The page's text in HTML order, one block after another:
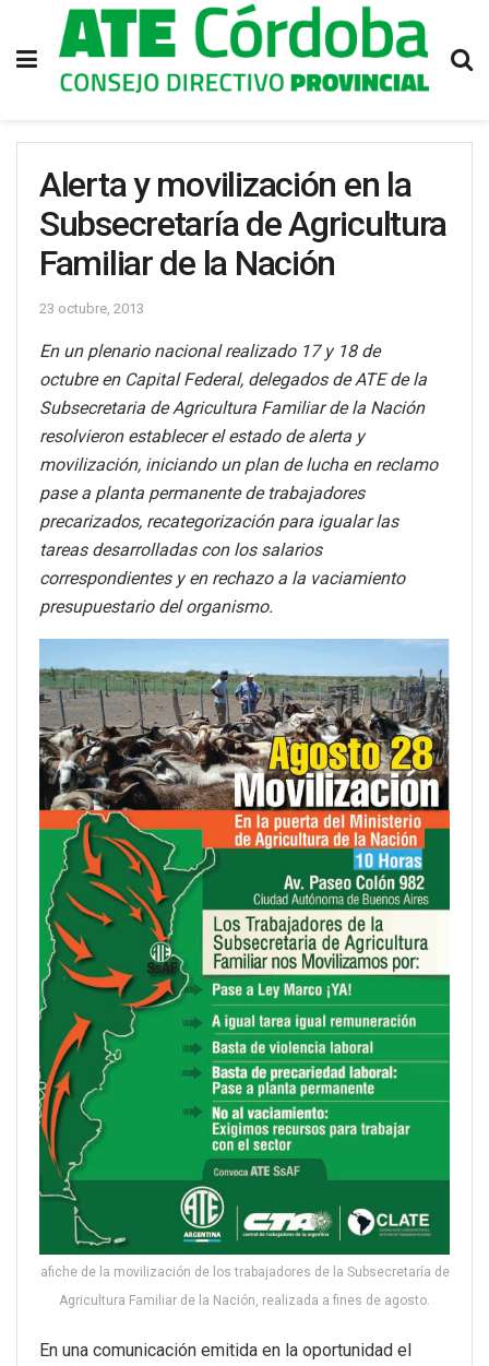
Alerta y movilización en la
Subsecretaría de Agricultura
Familiar de la Nación
23 octubre, 2013
En un plenario nacional realizado 17 y 18 de
octubre en Capital Federal, delegados de ATE de la
Subsecretaria de Agricultura Familiar de la Nación
resolvieron establecer el estado de alerta y
movilización, iniciando un plan de lucha en reclamo
pase a planta permanente de trabajadores
precarizados, recategorización para igualar las
tareas desarrolladas con los salarios
correspondientes y en rechazo a la vaciamiento
presupuestario del organismo.
afiche de la movilización de los trabajadores de la Subsecretaría de
Agricultura Familiar de la Nación, realizada a fines de agosto.
En una comunicación emitida en la oportunidad el